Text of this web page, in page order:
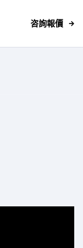
咨詢報價